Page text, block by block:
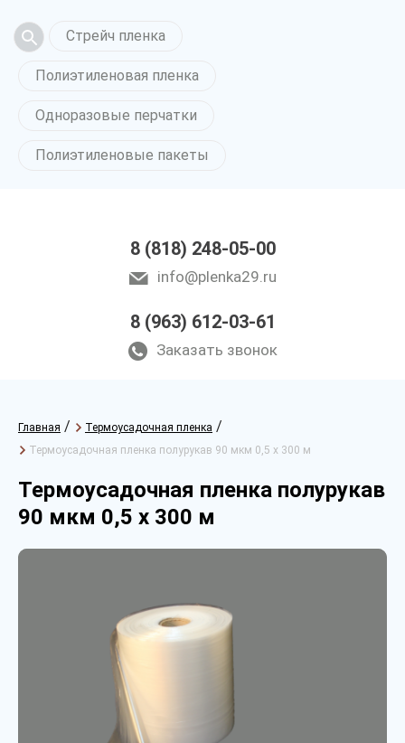
Стрейч пленка
Полиэтиленовая пленка
Одноразовые перчатки
Полиэтиленовые пакеты
8 (818) 248-05-00
info@plenka29.ru
8 (963) 612-03-61
Заказать звонок
Главная / Термоусадочная пленка /
Термоусадочная пленка полурукав 90 мкм 0,5 х 300 м
Термоусадочная пленка полурукав
90 мкм 0,5 х 300 м